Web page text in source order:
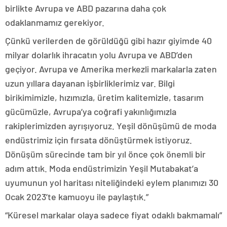
birlikte Avrupa ve ABD pazarına daha çok
odaklanmamız gerekiyor.
Çünkü verilerden de görüldüğü gibi hazır giyimde 40
milyar dolarlık ihracatın yolu Avrupa ve ABD’den
geçiyor. Avrupa ve Amerika merkezli markalarla zaten
uzun yıllara dayanan işbirliklerimiz var. Bilgi
birikimimizle, hızımızla, üretim kalitemizle, tasarım
gücümüzle, Avrupa’ya coğrafi yakınlığımızla
rakiplerimizden ayrışıyoruz. Yeşil dönüşümü de moda
endüstrimiz için fırsata dönüştürmek istiyoruz.
Dönüşüm sürecinde tam bir yıl önce çok önemli bir
adım attık. Moda endüstrimizin Yeşil Mutabakat’a
uyumunun yol haritası niteliğindeki eylem planımızı 30
Ocak 2023’te kamuoyu ile paylaştık.”
“Küresel markalar olaya sadece fiyat odaklı bakmamalı”